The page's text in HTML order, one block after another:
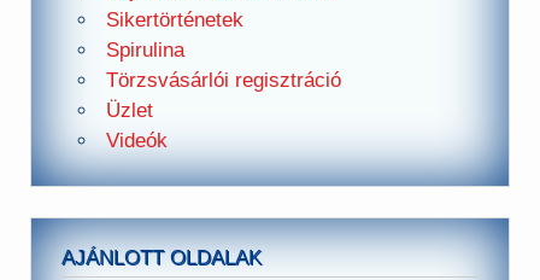
Sikertörténetek
Spirulina
Törzsvásárlói regisztráció
Üzlet
Videók
AJÁNLOTT OLDALAK